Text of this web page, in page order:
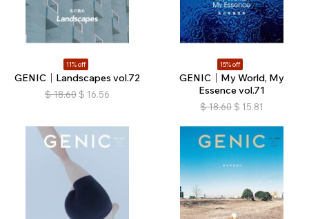
11% off
GENIC｜Landscapes vol.72
$ 18.60 $ 16.56
15% off
GENIC｜My World, My
Essence vol.71
$ 18.60 $ 15.81